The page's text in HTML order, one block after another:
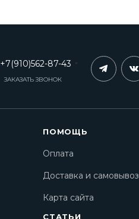
+7(910)562-87-43
ЗАКАЗАТЬ ЗВОНОК
ПОМОЩЬ
Оплата
Доставка и самовывоз
Карта сайта
СТАТЬИ